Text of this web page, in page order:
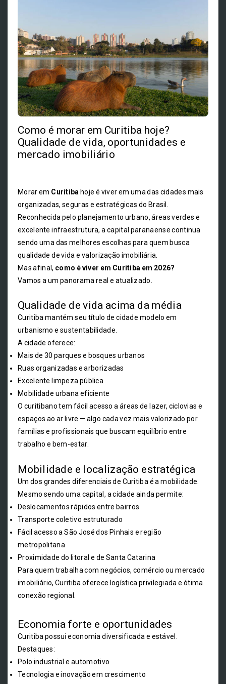
Como é morar em Curitiba hoje?
Qualidade de vida, oportunidades e
mercado imobiliário
Morar em Curitiba hoje é viver em uma das cidades mais
organizadas, seguras e estratégicas do Brasil.
Reconhecida pelo planejamento urbano, áreas verdes e
excelente infraestrutura, a capital paranaense continua
sendo uma das melhores escolhas para quem busca
qualidade de vida e valorização imobiliária.
Mas afinal, como é viver em Curitiba em 2026?
Vamos a um panorama real e atualizado.
Qualidade de vida acima da média
Curitiba mantém seu título de cidade modelo em
urbanismo e sustentabilidade.
A cidade oferece:
Mais de 30 parques e bosques urbanos
Ruas organizadas e arborizadas
Excelente limpeza pública
Mobilidade urbana eficiente
O curitibano tem fácil acesso a áreas de lazer, ciclovias e
espaços ao ar livre — algo cada vez mais valorizado por
famílias e profissionais que buscam equilíbrio entre
trabalho e bem-estar.
Mobilidade e localização estratégica
Um dos grandes diferenciais de Curitiba é a mobilidade.
Mesmo sendo uma capital, a cidade ainda permite:
Deslocamentos rápidos entre bairros
Transporte coletivo estruturado
Fácil acesso a São José dos Pinhais e região
metropolitana
Proximidade do litoral e de Santa Catarina
Para quem trabalha com negócios, comércio ou mercado
imobiliário, Curitiba oferece logística privilegiada e ótima
conexão regional.
Economia forte e oportunidades
Curitiba possui economia diversificada e estável.
Destaques:
Polo industrial e automotivo
Tecnologia e inovação em crescimento